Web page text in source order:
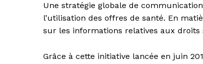
Une stratégie globale de
l’utilisation des offres de santé. En
sur les informations relatives aux
Grâce à cette initiative lancée en juin